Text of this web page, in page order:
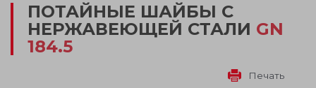
ПОТАЙНЫЕ ШАЙБЫ С
НЕРЖАВЕЮЩЕЙ СТАЛИ GN
184.5
Печать